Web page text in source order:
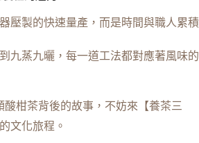
壓製的快速量產，而是時間與職人累積
九蒸九曬，每一道工法都對應著風味的
柑茶背後的故事，不妨來 【養茶三
文化旅程 。